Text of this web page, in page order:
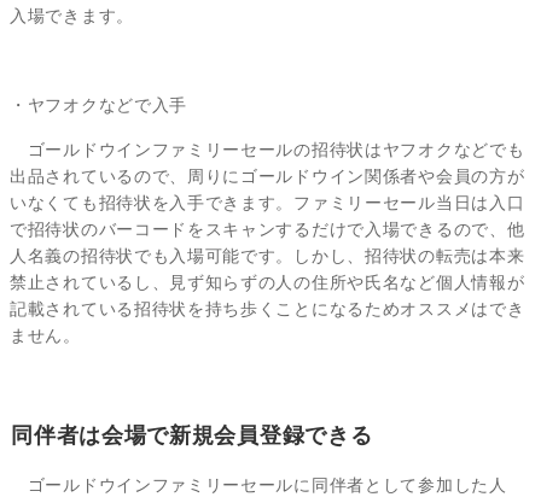
入場できます。
・ヤフオクなどで入手
ゴールドウインファミリーセールの招待状はヤフオクなどでも
出品されているので、周りにゴールドウイン関係者や会員の方が
いなくても招待状を入手できます。ファミリーセール当日は入口
で招待状のバーコードをスキャンするだけで入場できるので、他
人名義の招待状でも入場可能です。しかし、招待状の転売は本来
禁止されているし、見ず知らずの人の住所や氏名など個人情報が
記載されている招待状を持ち歩くことになるためオススメはでき
ません。
同伴者は会場で新規会員登録できる
ゴールドウインファミリーセールに同伴者として参加した人